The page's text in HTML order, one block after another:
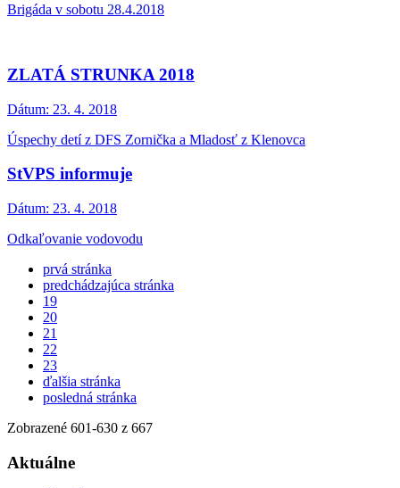
Brigáda v sobotu 28.4.2018
ZLATÁ STRUNKA 2018
Dátum: 23. 4. 2018
Úspechy detí z DFS Zornička a Mladosť z Klenovca
StVPS informuje
Dátum: 23. 4. 2018
Odkaľovanie vodovodu
prvá stránka
predchádzajúca stránka
19
20
21
22
23
ďalšia stránka
posledná stránka
Zobrazené 601-630 z 667
Aktuálne